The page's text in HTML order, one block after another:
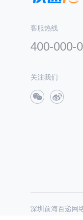
客服热线
400-000-
关注我们
深圳前海百递网